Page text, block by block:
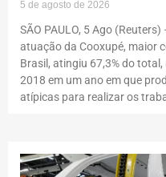
5 de agosto de 2026
SÃO PAULO, 5 Ago
atuação da Cooxupé, maior
Brasil, atingiu 67,3% do
2018 em um ano em que
atípicas para realizar os